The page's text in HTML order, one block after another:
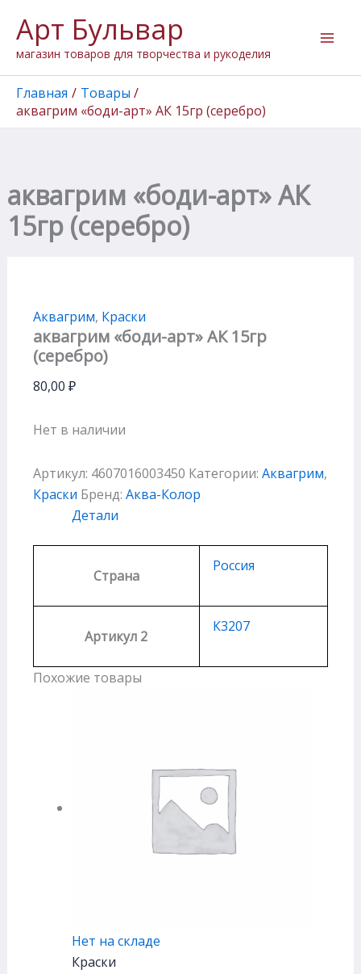
содержимому
Арт Бульвар
магазин товаров для творчества и рукоделия
Главная
Товары
аквагрим «боди-арт» АК 15гр (серебро)
аквагрим «боди-арт» АК
15гр (серебро)
Аквагрим, Краски
аквагрим «боди-арт» АК 15гр
(серебро)
80,00 ₽
Нет в наличии
Артикул: 4607016003450 Категории: Аквагрим,
Краски Бренд: Аква-Колор
Детали
Страна
Россия
Артикул 2
К3207
Похожие товары
Нет на складе
Краски